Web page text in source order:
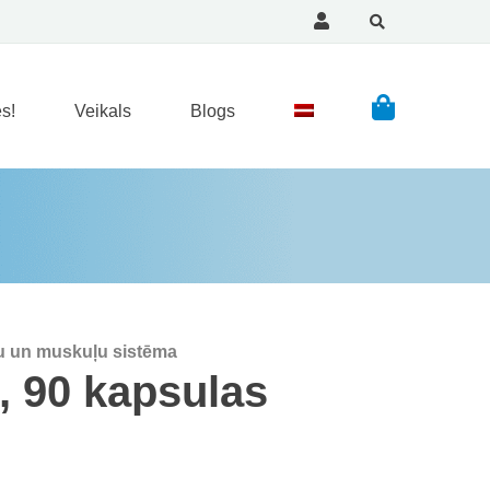
Veikals Blogs
un muskuļu sistēma
90 kapsulas
€12.21.
is: €7.50.